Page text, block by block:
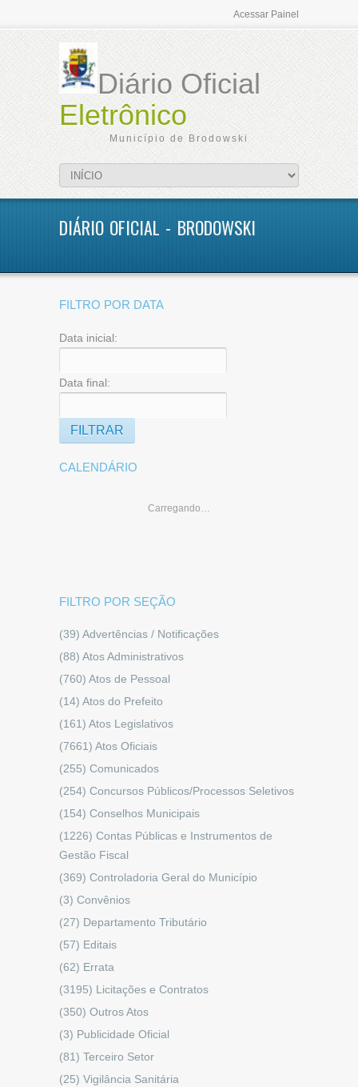
Acessar Painel
Diário Oficial
Eletrônico
Município de Brodowski
DIÁRIO OFICIAL - BRODOWSKI
FILTRO POR DATA
Data inicial:
Data final:
CALENDÁRIO
Carregando…
FILTRO POR SEÇÃO
(39) Advertências / Notificações
(88) Atos Administrativos
(760) Atos de Pessoal
(14) Atos do Prefeito
(161) Atos Legislativos
(7661) Atos Oficiais
(255) Comunicados
(254) Concursos Públicos/Processos Seletivos
(154) Conselhos Municipais
(1226) Contas Públicas e Instrumentos de
Gestão Fiscal
(369) Controladoria Geral do Município
(3) Convênios
(27) Departamento Tributário
(57) Editais
(62) Errata
(3195) Licitações e Contratos
(350) Outros Atos
(3) Publicidade Oficial
(81) Terceiro Setor
(25) Vigilância Sanitária